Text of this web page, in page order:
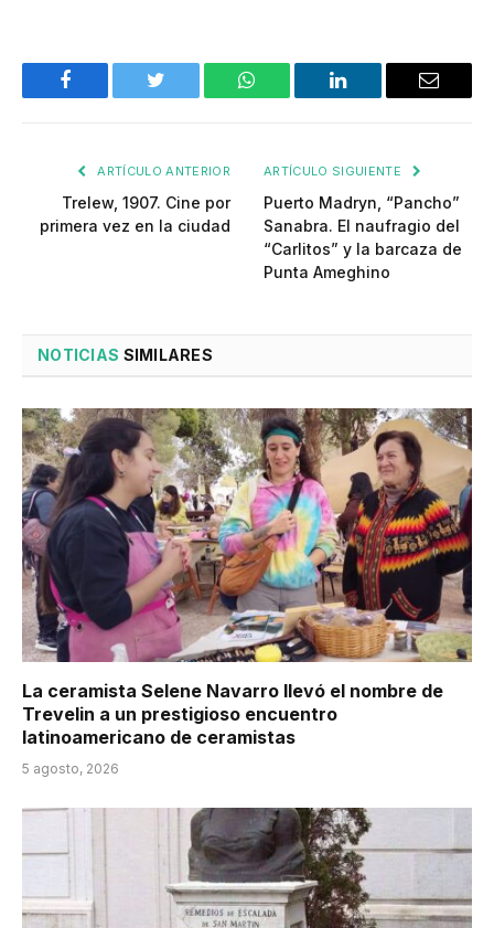
Facebook Twitter WhatsApp LinkedIn Email
ARTÍCULO ANTERIOR
Trelew, 1907. Cine por
primera vez en la ciudad
ARTÍCULO SIGUIENTE
Puerto Madryn, “Pancho”
Sanabra. El naufragio del
“Carlitos” y la barcaza de
Punta Ameghino
NOTICIAS SIMILARES
La ceramista Selene Navarro llevó el nombre de
Trevelin a un prestigioso encuentro
latinoamericano de ceramistas
5 agosto, 2026